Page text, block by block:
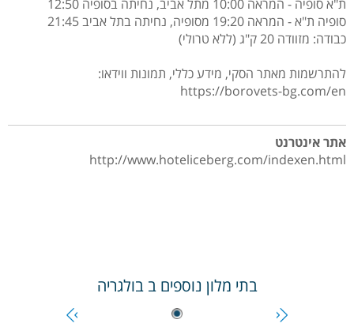
ת"א סופיה - המראה 10:00 מתל אביב, נחיתה בסופיה 12:50
סופיה ת"א - המראה 19:20 מסופיה, נחיתה בתל אביב 21:45
כבודה: מזוודה 20 ק"ג (ללא טרולי)
להתרשמות מאתר הסקי, מידע כללי, תמונות ווידאו:
https://borovets-bg.com/en
אתר אינטרנט
http://www.hoteliceberg.com/indexen.html
בתי מלון נוספים בבולגריה